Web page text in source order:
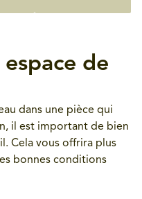
de
dans une pièce qui
il est important de bien
Cela vous offrira plus
bonnes conditions